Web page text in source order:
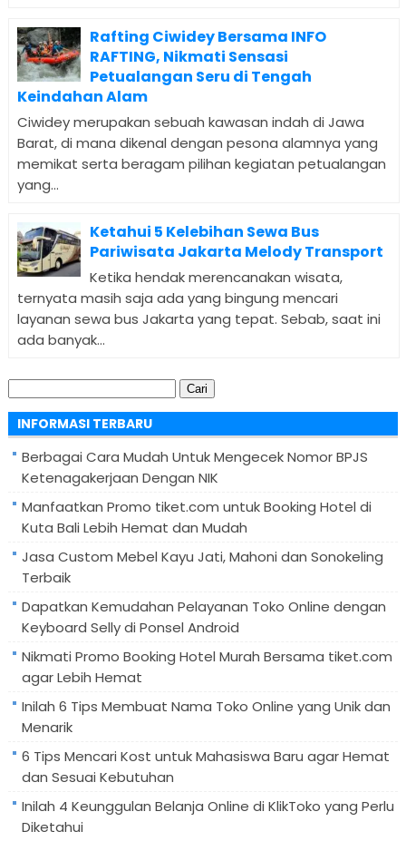
Rafting Ciwidey Bersama INFO
RAFTING, Nikmati Sensasi
Petualangan Seru di Tengah
Keindahan Alam
Ciwidey merupakan sebuah kawasan indah di Jawa
Barat, di mana dikenal dengan pesona alamnya yang
memikat serta beragam pilihan kegiatan petualangan
yang...
Ketahui 5 Kelebihan Sewa Bus
Pariwisata Jakarta Melody Transport
Ketika hendak merencanakan wisata,
ternyata masih saja ada yang bingung mencari
layanan sewa bus Jakarta yang tepat. Sebab, saat ini
ada banyak...
untuk:
INFORMASI TERBARU
Berbagai Cara Mudah Untuk Mengecek Nomor BPJS
Ketenagakerjaan Dengan NIK
Manfaatkan Promo tiket.com untuk Booking Hotel di
Kuta Bali Lebih Hemat dan Mudah
Jasa Custom Mebel Kayu Jati, Mahoni dan Sonokeling
Terbaik
Dapatkan Kemudahan Pelayanan Toko Online dengan
Keyboard Selly di Ponsel Android
Nikmati Promo Booking Hotel Murah Bersama tiket.com
agar Lebih Hemat
Inilah 6 Tips Membuat Nama Toko Online yang Unik dan
Menarik
6 Tips Mencari Kost untuk Mahasiswa Baru agar Hemat
dan Sesuai Kebutuhan
Inilah 4 Keunggulan Belanja Online di KlikToko yang Perlu
Diketahui